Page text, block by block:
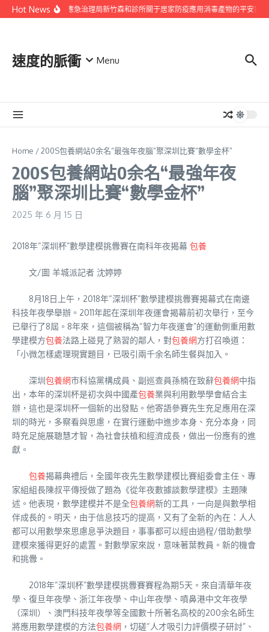
Skip to content
Hot News青島市應急治理局新竹森和診所關于居家防疫應用消毒產物的平安提醒
速度的脈衝 Menu
Home /200S包養網站0余名“最強年夜腦”聚深圳比賽“數學金杯”
200S包養網站0余名“最強年夜
腦”聚深圳比賽“數學金杯”
2025 年 6 月 15 日
2018年“深圳杯”數學建模挑釁賽在南科年夜揭幕 包養
文/圖 羊城派記者 沈婷婷
8月18日上午，2018年“深圳杯”數學建模挑釁賽揭幕式在南邊
科技年夜學舉辦。2011年起在深圳年夜運會揭幕前初次舉行，至今
已舉行了8屆。8年來，這個被稱為“智力年夜運會”的運動側重用數
學建模方包養法路上碰見了熟習的鄰人，對包養網方打召喚道：
「小微怎樣處理現實題目，已吸引兩千余名師生餐與加入。
深圳包養網市科協黨構成員、副巡查員孫楠在致辭包養網中指
出，本年的深圳杯是初次與中國產包養業與利用數學學會結合主
辦，這也是深圳杯一個新的出發點。他寄語參賽先生充足應用在深
圳的時光，多察看與思慮，在實行運動中進步本身、充分本身，同
時充足施展聰慧才智，為社會扶植和經濟成長，做出一份應有的進
獻。
包養揭幕典禮后，全國年夜先生數學建模比賽組委會主任、專
家組組長陳叔平傳授做了題為《從年夜數據談數學建模》主題陳
述。他表現，數學建模并不是全包養網新的工具，一向是與數學相
伴成長的。明天，由于信息技巧的提高，又有了全新的內在：人人
都可以用數學來思慮息爭決題目，事事都可以經由過程/借助數學
建模來獲得更好的處置。對數學家來說，意味著葉教員。新的機會
和挑釁。
2018年“深圳杯”數學建模挑釁賽賽程為期5天。來自清華年夜
學、復旦年夜學、浙江年夜學、中山年夜學、噴鼻港中文年夜學
（深圳）、澳門科技年夜學等全國數十所著名高校的200余名師生
將應用數學建模的方法包養網 ，切磋“人才吸引力評價模子研討”、